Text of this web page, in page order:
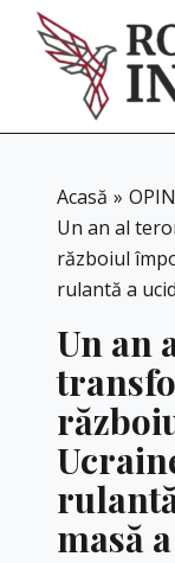
content
Acasă
Un an al
războiul
rulantă a
Un an
masă